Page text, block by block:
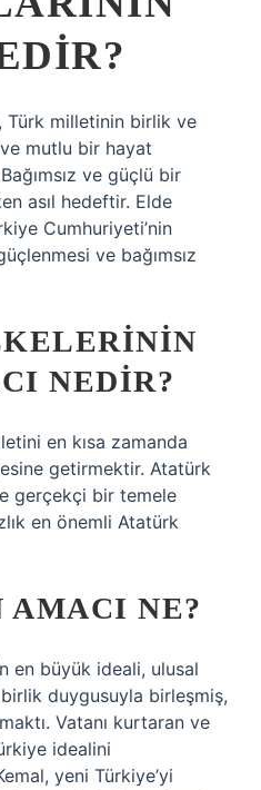
Türk milletinin birlik ve
mutlu bir hayat
ve güçlü bir
asıl hedeftir. Elde
Cumhuriyeti’nin
ve bağımsız
NEDIR?
en kısa zamanda
getirmektir. Atatürk
gerçekçi bir temele
en önemli Atatürk
AMACI NE?
en büyük ideali, ulusal
birlik duygusuyla birleşmiş,
Vatanı kurtaran ve
idealini
yeni Türkiye’yi